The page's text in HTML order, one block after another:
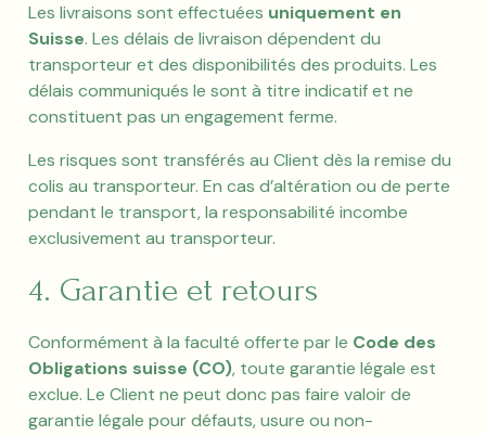
Les livraisons sont effectuées uniquement en
Suisse. Les délais de livraison dépendent du
transporteur et des disponibilités des produits. Les
délais communiqués le sont à titre indicatif et ne
constituent pas un engagement ferme.
Les risques sont transférés au Client dès la remise du
colis au transporteur. En cas d’altération ou de perte
pendant le transport, la responsabilité incombe
exclusivement au transporteur.
4. Garantie et retours
Conformément à la faculté offerte par le Code des
Obligations suisse (CO), toute garantie légale est
exclue. Le Client ne peut donc pas faire valoir de
garantie légale pour défauts, usure ou non-